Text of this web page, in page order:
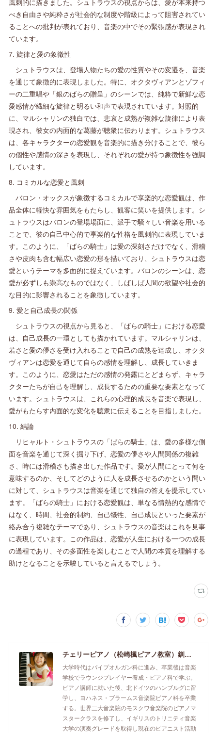
べき自由さや純粋さが社会的な制度や階級によって阻害されてい
ることへの批判が表れており、音楽の中でその緊張感が表現され
ています。
7. 旋律と愛の象徴性
シュトラウスは、登場人物たちの愛の性質やその変遷を、音楽
を通じて象徴的に表現しました。特に、オクタヴィアンとゾフィ
ーの二重唱や「銀のばらの贈呈」のシーンでは、純粋で新鮮な恋
愛感情が繊細な旋律と明るい和声で表現されています。対照的
に、マルシャリンの独白では、悲哀と成熟が複雑な旋律により表
現され、彼女の内面的な葛藤が聴衆に伝わります。シュトラウス
は、各キャラクターの恋愛観を音楽的に描き分けることで、彼ら
の個性や感情の深さを表現し、それぞれの愛が持つ象徴性を強調
しています。
8. コミカルな恋愛と風刺
バロン・オックスが象徴するコミカルで享楽的な恋愛観は、作
品全体に軽快な雰囲気をもたらし、観客に笑いを提供します。シ
ュトラウスはバロンの登場場面に、派手で騒々しい音楽を用いる
ことで、彼の自己中心的で享楽的な性格を風刺的に表現していま
す。このように、「ばらの騎士」は愛の深刻さだけでなく、滑稽
さや皮肉も含む幅広い恋愛の形を描いており、シュトラウスは恋
愛というテーマを多面的に捉えています。バロンのシーンは、恋
愛が必ずしも崇高なものではなく、しばしば人間の欲望や社会的
な目的に影響されることを象徴しています。
9. 愛と自己成長の関係
シュトラウスの視点から見ると、「ばらの騎士」における恋愛
は、自己成長の一環としても描かれています。マルシャリンは、
若さと愛の儚さを受け入れることで自己の成熟を達成し、オクタ
ヴィアンは恋愛を通じて自らの感情を理解し、成長していきま
す。このように、恋愛はただの感情の発露にとどまらず、キャラ
クターたちが自己を理解し、成長するための重要な要素となって
います。シュトラウスは、これらの心理的成長を音楽で表現し、
愛がもたらす内面的な変化を聴衆に伝えることを目指しました。
10. 結論
リヒャルト・シュトラウスの「ばらの騎士」は、愛の多様な側
面を音楽を通じて深く掘り下げ、恋愛の儚さや人間関係の複雑
さ、時には滑稽さも描き出した作品です。愛が人間にとって何を
意味するのか、そしてどのように人を成長させるのかという問い
に対して、シュトラウスは音楽を通じて独自の答えを提示してい
ます。「ばらの騎士」における恋愛観は、単なる情熱的な感情で
はなく、時間、社会的制約、自己犠牲、自己成長といった要素が
絡み合う複雑なテーマであり、シュトラウスの音楽はこれを見事
に表現しています。この作品は、恋愛が人生における一つの成長
の過程であり、その多面性を楽しむことで人間の本質を理解する
助けとなることを示唆していると言えるでしょう。
チェリーピアノ（松崎楓ピアノ教室）釧路市のピアノ教室
大学時代はパイプオルガン科に進み、卒業後は音楽
学校でラウンジプレイヤー養成・ピアノ科で学ぶ。
ピアノ講師に就いた後、北ドイツのハンブルグに留
学し、ヨハネス・ブラームス音楽院ピアノ科を卒業
する。世界三大音楽院のモスクワ音楽院のピアノマ
スタークラスを修了し、イギリスのトリニティ音楽
大学の演奏グレードを取得し現在のピアニスト活動